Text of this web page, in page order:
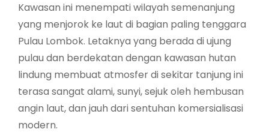
Kawasan ini menempati wilayah semenanjung
yang menjorok ke laut di bagian paling tenggara
Pulau Lombok. Letaknya yang berada di ujung
pulau dan berdekatan dengan kawasan hutan
lindung membuat atmosfer di sekitar tanjung ini
terasa sangat alami, sunyi, sejuk oleh hembusan
angin laut, dan jauh dari sentuhan komersialisasi
modern.